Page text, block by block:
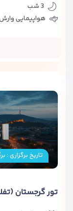
3 شب
هواپیمایی
تاریخ برگزاری :
تور گرجستان